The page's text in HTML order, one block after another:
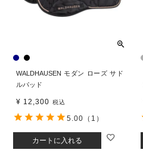
WALDHAUSEN モダン ローズ サド
ルパッド
¥ 12,300 税込
カートに入れる
5.00 （1）